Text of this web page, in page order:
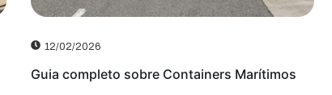
12/02/2026
Guia completo sobre Containers Marítimos